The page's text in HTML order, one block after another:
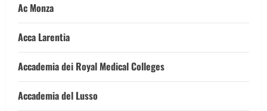
Ac Monza
Acca Larentia
Accademia dei Royal Medical Colleges
Accademia del Lusso